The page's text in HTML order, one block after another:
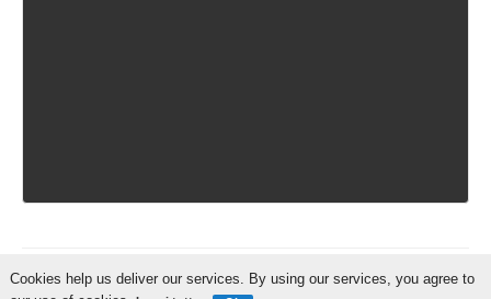
IschiaReporter.it - Curato daPietro Coppa
Cookies help us deliver our services. By using our services, you agree to